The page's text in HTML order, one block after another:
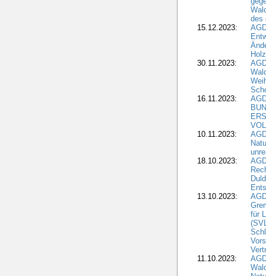
des
15.12.2023:
30.11.2023:
16.11.2023:
10.11.2023:
18.10.2023:
13.10.2023:
für
11.10.2023: